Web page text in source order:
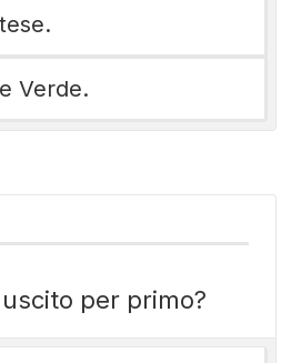
Verde.
per primo?